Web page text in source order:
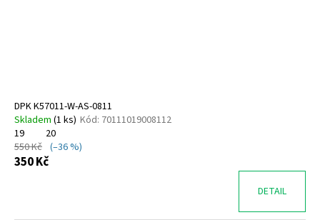
DPK K57011-W-AS-0811
Skladem (1 ks) Kód: 70111019008112
19
20
550 Kč (–36 %)
350 Kč
DETAIL